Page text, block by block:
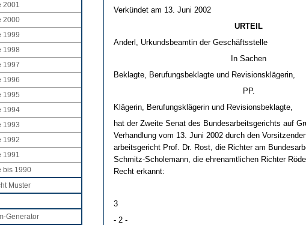
2001
2000
1999
1998
1997
1996
1995
1994
1993
1992
1991
bis 1990
Muster
Generator
Verkündet am 13. Ju­ni 2002
UR­TEIL
An­derl, Ur­kunds­be­am­tin der Geschäfts­stel­le
In Sa­chen
Be­klag­te, Be­ru­fungs­be­klag­te und Re­vi­si­onskläge­rin,
PP.
Kläge­rin, Be­ru­fungskläge­rin und Re­vi­si­ons­be­klag­te,
hat der Zwei­te Se­nat des Bun­des­ar­beits­ge­richts auf
Ver­hand­lung vom 13. Ju­ni 2002 durch den
ar­beits­ge­richt Prof. Dr. Rost, die Rich­ter am
Schmitz-Scho­le­mann, die eh­ren­amt­li­chen Rich­ter
Recht er­kannt:
3
- 2 -